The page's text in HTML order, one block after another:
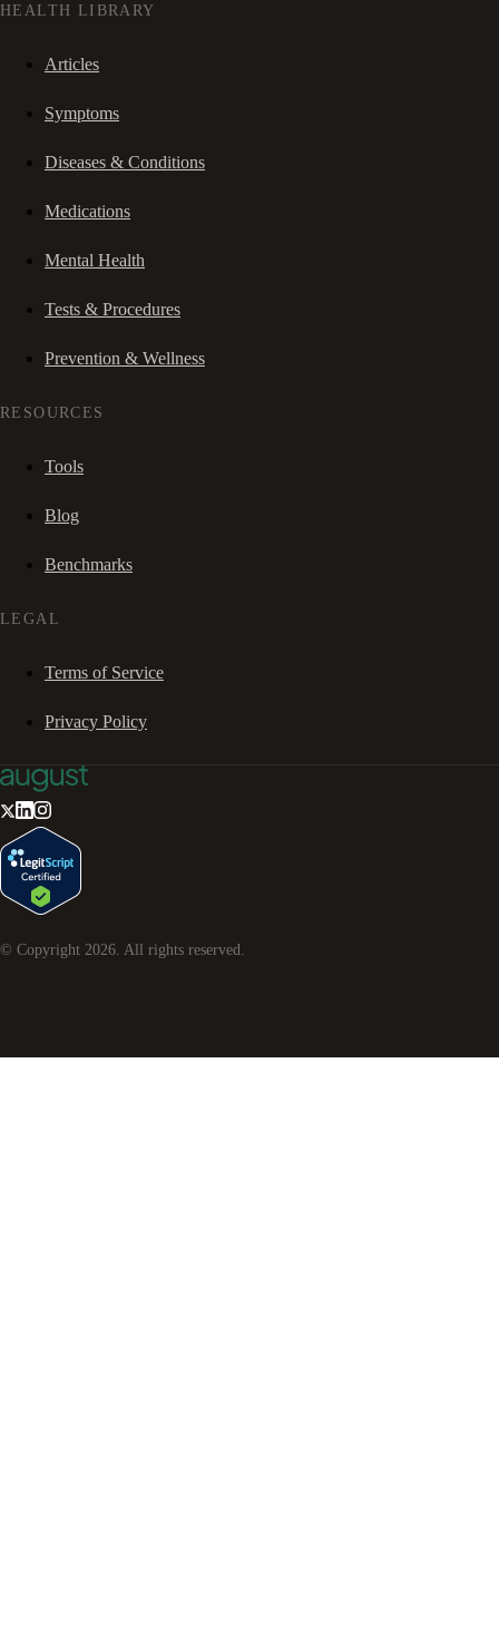
HEALTH LIBRARY
Articles
Symptoms
Diseases & Conditions
Medications
Mental Health
Tests & Procedures
Prevention & Wellness
RESOURCES
Tools
Blog
Benchmarks
LEGAL
Terms of Service
Privacy Policy
© Copyright 2026. All rights reserved.